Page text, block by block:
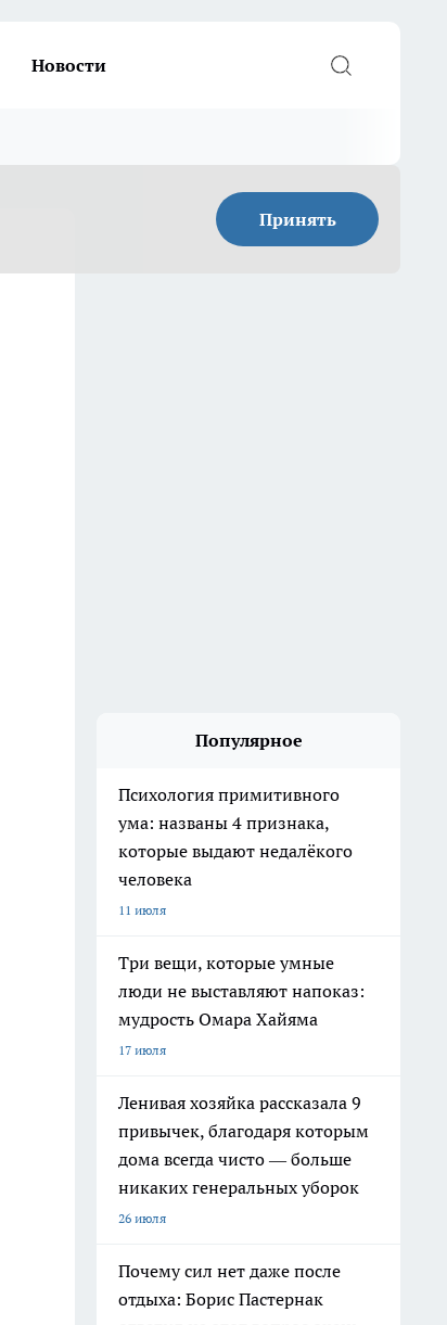
Новости
Принять
Популярное
Психология примитивного
ума: названы 4 признака,
которые выдают недалёкого
человека
11 июля
Три вещи, которые умные
люди не выставляют напоказ:
мудрость Омара Хайяма
17 июля
Ленивая хозяйка рассказала 9
привычек, благодаря которым
дома всегда чисто — больше
никаких генеральных уборок
26 июля
Почему сил нет даже после
отдыха: Борис Пастернак